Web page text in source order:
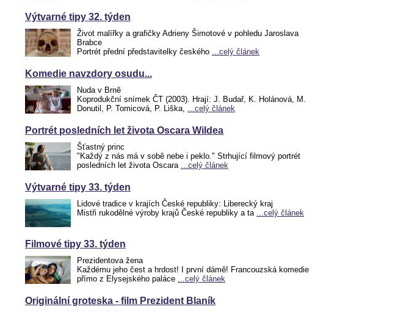
Výtvarné tipy 32. týden
Život malířky a grafičky Adrieny Šimotové v pohledu Jaroslava
Brabce
Portrét přední představitelky českého ...celý článek
Komedie navzdory osudu...
Nuda v Brně
Koprodukční snímek ČT (2003). Hrají: J. Budař, K. Holánová, M.
Donutil, P. Tomicová, P. Liška, ...celý článek
Portrét posledních let života Oscara Wildea
Šťastný princ
"Každý z nás má v sobě nebe i peklo." Strhující filmový portrét
posledních let života Oscara ...celý článek
Výtvarné tipy 33. týden
Lidové tradice v krajích České republiky: Liberecký kraj
Mistři rukodělné výroby krajů České republiky a ta ...celý článek
Filmové tipy 33. týden
Prezidentova žena
Každému jeho čest a hrdost! I první dámě! Francouzská komedie
přímo z Elysejského paláce ...celý článek
Originální groteska - film Prezident Blaník